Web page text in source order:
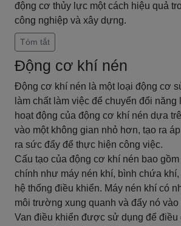
động cơ thủy lực một cách hiệu quả
công nghiệp và xây dựng.
Tóm tắt
Động cơ khí nén
Động cơ khí nén là một loại động cơ
làm chất làm việc để chuyển đổi
hoạt động của động cơ khí nén dựa
vào một không gian nhỏ hơn, tạo ra
ra sức đẩy để thực hiện công việc.
Cấu tạo của động cơ khí nén bao
chính như máy nén khí, bình chứa
hệ thống điều khiển. Máy nén khí có
môi trường xung quanh và đẩy nó
Van điều khiển được sử dụng để